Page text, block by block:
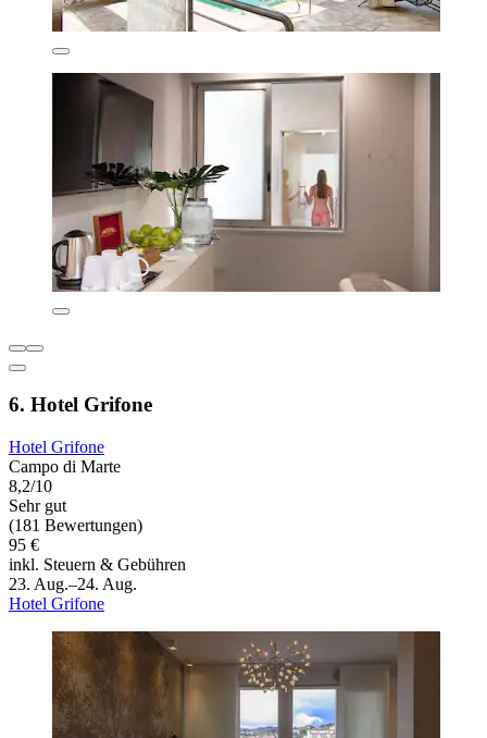
6. Hotel Grifone
Hotel Grifone
Campo di Marte
8,2/10
Sehr gut
(181 Bewertungen)
95 €
inkl. Steuern & Gebühren
23. Aug.–24. Aug.
Hotel Grifone